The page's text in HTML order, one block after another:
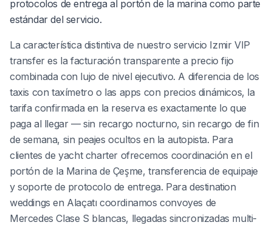
protocolos de entrega al portón de la marina como parte
estándar del servicio.
La característica distintiva de nuestro servicio Izmir VIP
transfer es la facturación transparente a precio fijo
combinada con lujo de nivel ejecutivo. A diferencia de los
taxis con taxímetro o las apps con precios dinámicos, la
tarifa confirmada en la reserva es exactamente lo que
paga al llegar — sin recargo nocturno, sin recargo de fin
de semana, sin peajes ocultos en la autopista. Para
clientes de yacht charter ofrecemos coordinación en el
portón de la Marina de Çeşme, transferencia de equipaje
y soporte de protocolo de entrega. Para destination
weddings en Alaçatı coordinamos convoyes de
Mercedes Clase S blancas, llegadas sincronizadas multi-